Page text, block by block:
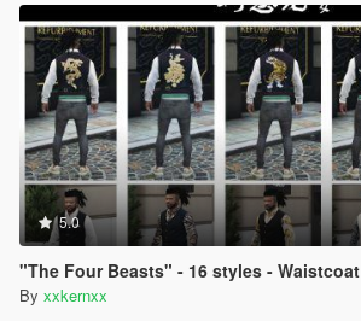
5.0
"The Four Beasts" - 16 styles - Waistcoat
By xxkernxx